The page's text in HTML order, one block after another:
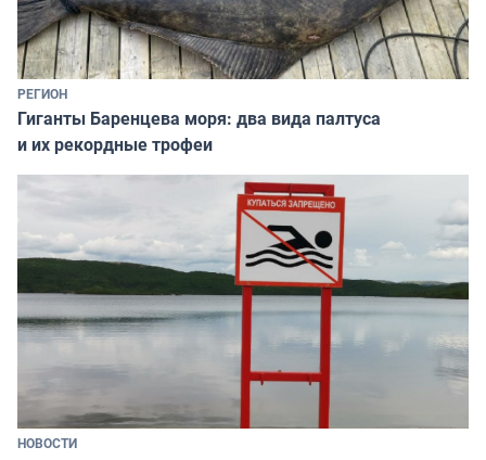
РЕГИОН
Гиганты Баренцева моря: два вида палтуса
и их рекордные трофеи
НОВОСТИ